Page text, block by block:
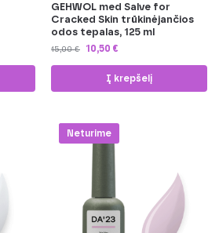
GEHWOL med Salve for
Cracked Skin trūkinėjančios
odos tepalas, 125 ml
15,00€ 10,50 €
Į krepšelį
-10%
Neturime